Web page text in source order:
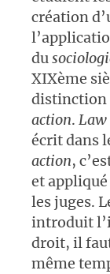
création
du
XIXème
distinction
action. Law
écrit dans
action,
et
les juges.
introduit
droit, il
même